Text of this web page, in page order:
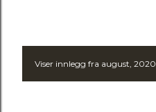
I Viser innlegg fra august, 2020